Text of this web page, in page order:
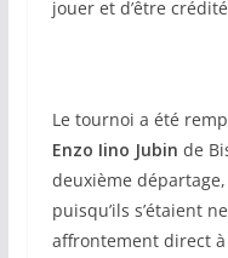
jouer et d’être
Le tournoi a été
Enzo Iino Jubin de
deuxième
puisqu’ils s’étaient
affrontement direct